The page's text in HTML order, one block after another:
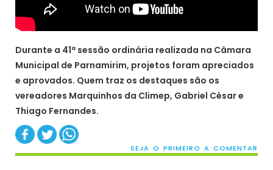
Durante a 41ª sessão ordinária realizada na Câmara
Municipal de Parnamirim, projetos foram apreciados
e aprovados. Quem traz os destaques são os
vereadores Marquinhos da Climep, Gabriel César e
Thiago Fernandes.
SEJA O PRIMEIRO A COMENTAR